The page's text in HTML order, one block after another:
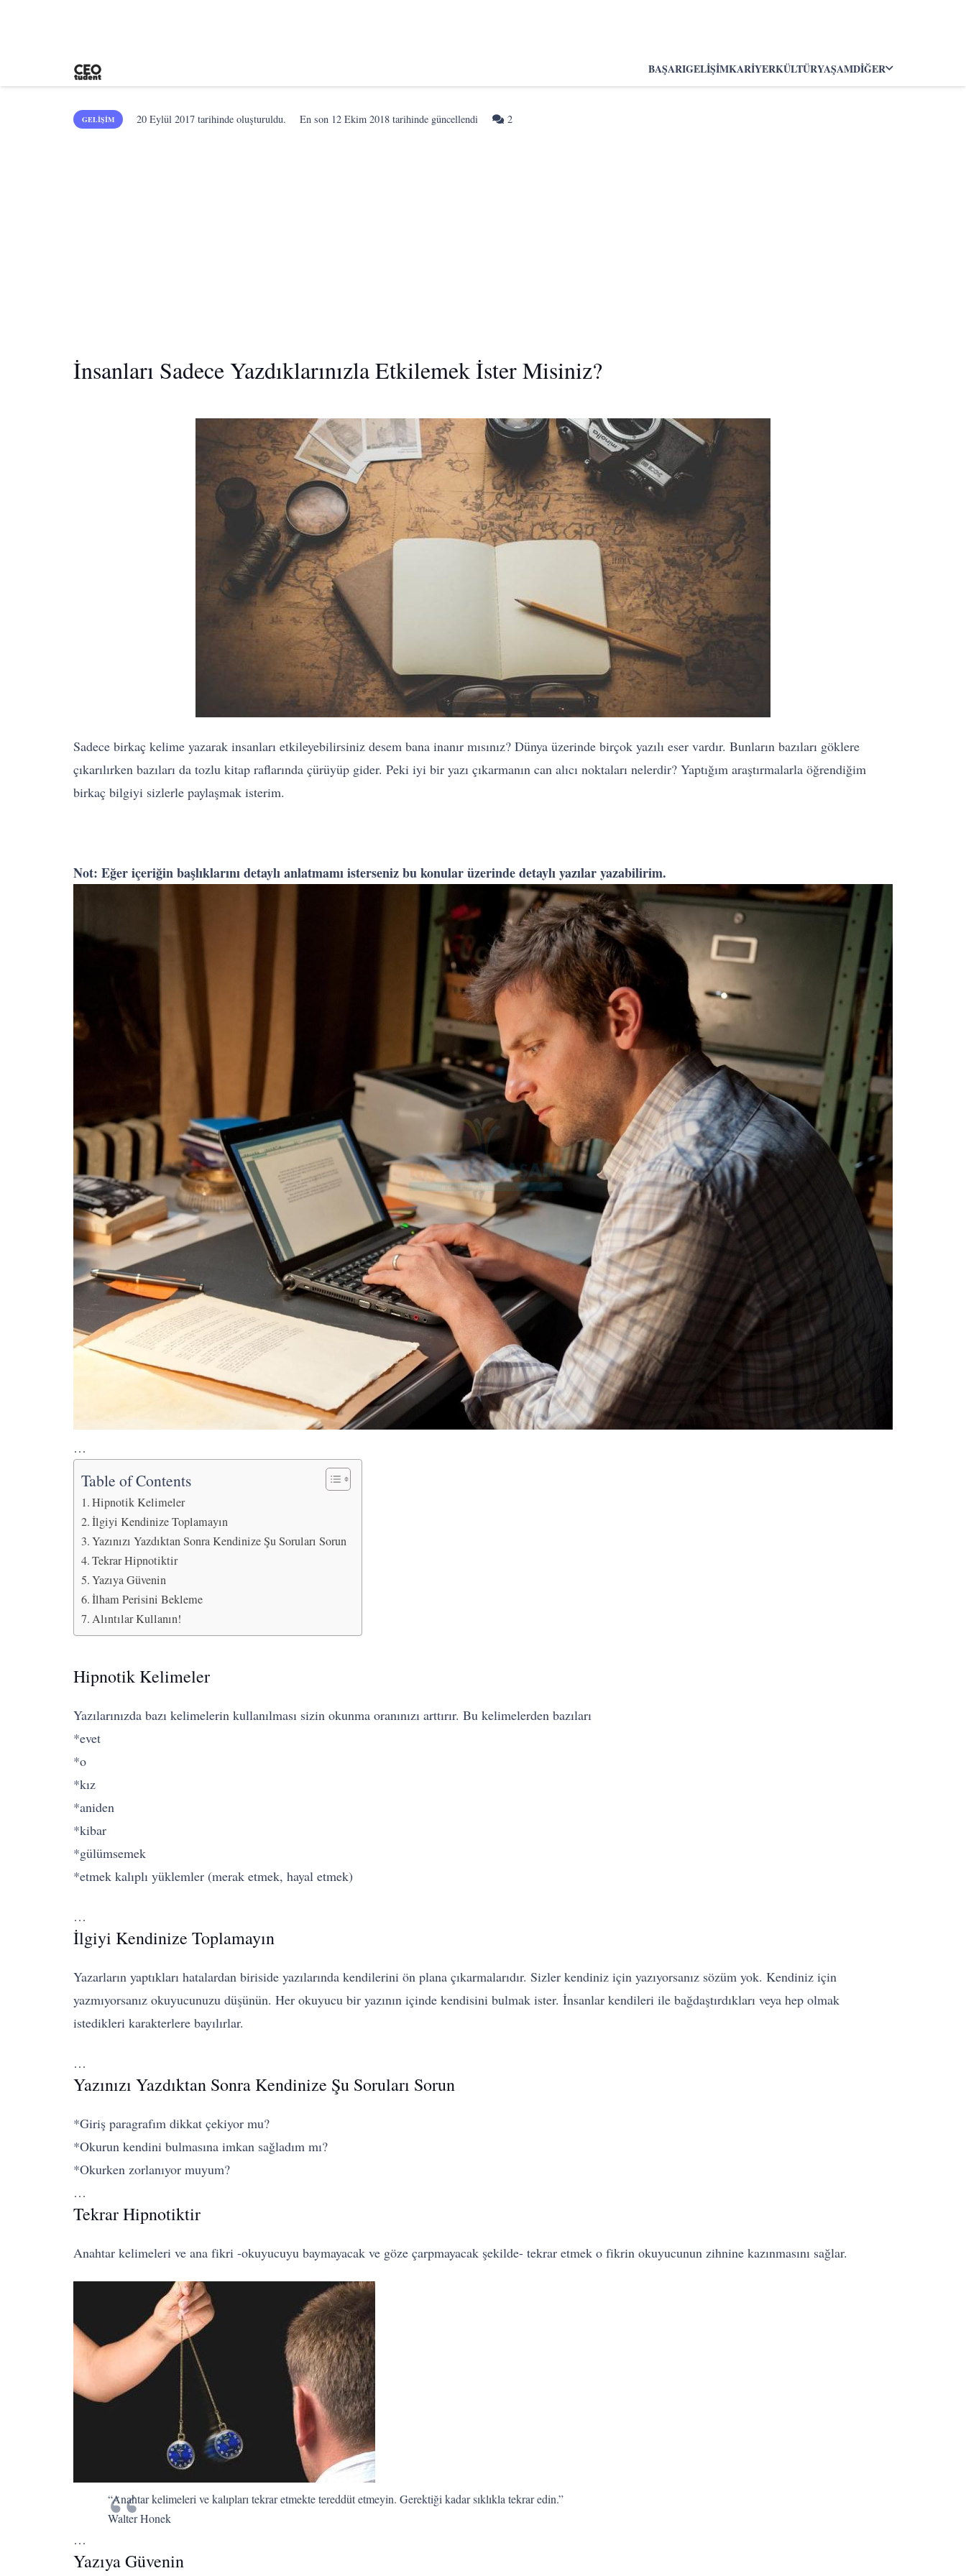
BAŞARIGELIŞIMKARIYERKÜLTÜRYAŞAMDIĞER
GELIŞIM 20 Eylül 2017 tarihinde oluşturuldu. En son 12 Ekim 2018 tarihinde güncellendi 2Yorum
İnsanları Sadece Yazdıklarınızla Etkilemek İster Misiniz?
Sadece birkaç kelime yazarak insanları etkileyebilirsiniz desem bana inanır mısınız? Dünya üzerinde birçok yazılı eser vardır. Bunların bazıları göklere
çıkarılırken bazıları da tozlu kitap raflarında çürüyüp gider. Peki iyi bir yazı çıkarmanın can alıcı noktaları nelerdir? Yaptığım araştırmalarla öğrendiğim
birkaç bilgiyi sizlerle paylaşmak isterim.
Not: Eğer içeriğin başlıklarını detaylı anlatmamı isterseniz bu konular üzerinde detaylı yazılar yazabilirim.
…
Table of Contents
Hipnotik Kelimeler
İlgiyi Kendinize Toplamayın
Yazınızı Yazdıktan Sonra Kendinize Şu Soruları Sorun
Tekrar Hipnotiktir
Yazıya Güvenin
İlham Perisini Bekleme
Alıntılar Kullanın!
Hipnotik Kelimeler
Yazılarınızda bazı kelimelerin kullanılması sizin okunma oranınızı arttırır. Bu kelimelerden bazıları
*evet
*o
*kız
*aniden
*kibar
*gülümsemek
*etmek kalıplı yüklemler (merak etmek, hayal etmek)
…
İlgiyi Kendinize Toplamayın
Yazarların yaptıkları hatalardan biriside yazılarında kendilerini ön plana çıkarmalarıdır. Sizler kendiniz için yazıyorsanız sözüm yok. Kendiniz için
yazmıyorsanız okuyucunuzu düşünün. Her okuyucu bir yazının içinde kendisini bulmak ister. İnsanlar kendileri ile bağdaştırdıkları veya hep olmak
istedikleri karakterlere bayılırlar.
…
Yazınızı Yazdıktan Sonra Kendinize Şu Soruları Sorun
*Giriş paragrafım dikkat çekiyor mu?
*Okurun kendini bulmasına imkan sağladım mı?
*Okurken zorlanıyor muyum?
…
Tekrar Hipnotiktir
Anahtar kelimeleri ve ana fikri -okuyucuyu baymayacak ve göze çarpmayacak şekilde- tekrar etmek o fikrin okuyucunun zihnine kazınmasını sağlar.
“Anahtar kelimeleri ve kalıpları tekrar etmekte tereddüt etmeyin. Gerektiği kadar sıklıkla tekrar edin.”
Walter Honek
…
Yazıya Güvenin